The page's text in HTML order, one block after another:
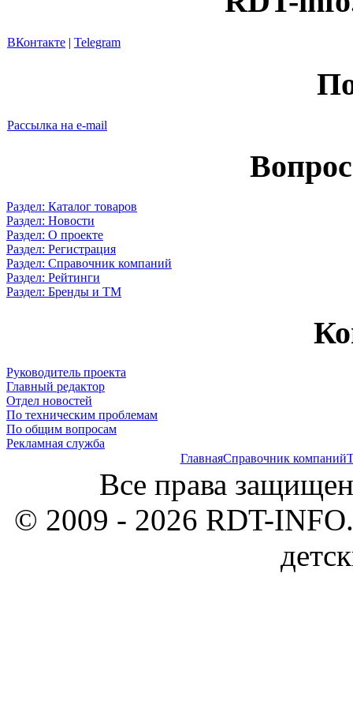
ВКонтакте | Telegram
Рассылка на e-mail
Раздел: Каталог товаров
Раздел: Новости
Раздел: О проекте
Раздел: Регистрация
Раздел: Справочник компаний
Раздел: Рейтинги
Раздел: Бренды и ТМ
Руководитель проекта
Главный редактор
Отдел новостей
По техническим проблемам
По общим вопросам
Рекламная служба
ГлавнаяСправочник компаний
Все права
© 2009 - 2026 RDT-